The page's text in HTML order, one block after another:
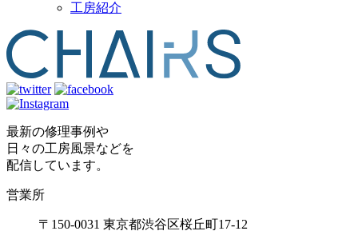
工房紹介
最新の修理事例や
日々の工房風景などを
配信しています。
営業所
〒150-0031 東京都渋谷区桜丘町17-12